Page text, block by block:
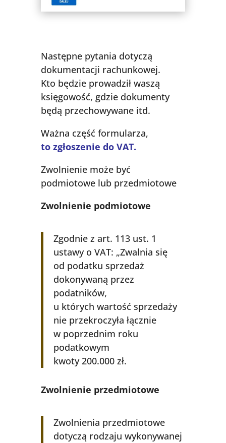
Następne pytania dotyczą
dokumentacji rachunkowej.
Kto będzie prowadził waszą
księgowość, gdzie dokumenty
będą przechowywane itd.
Ważna część formularza,
to zgłoszenie do VAT.
Zwolnienie może być
podmiotowe lub przedmiotowe
Zwolnienie podmiotowe
Zgodnie z art. 113 ust. 1
ustawy o VAT: „Zwalnia się
od podatku sprzedaż
dokonywaną przez
podatników,
u których wartość sprzedaży
nie przekroczyła łącznie
w poprzednim roku
podatkowym
kwoty 200.000 zł.
Zwolnienie przedmiotowe
Zwolnienia przedmiotowe
dotyczą rodzaju wykonywanej